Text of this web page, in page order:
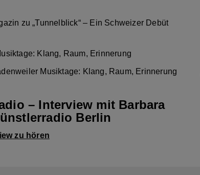
zu„Tunnelblick“ – Ein Schweizer Debüt
Klang, Raum, Erinnerung
Musiktage: Klang, Raum, Erinnerung
– Interview mit Barbara
Berlin
zu hören